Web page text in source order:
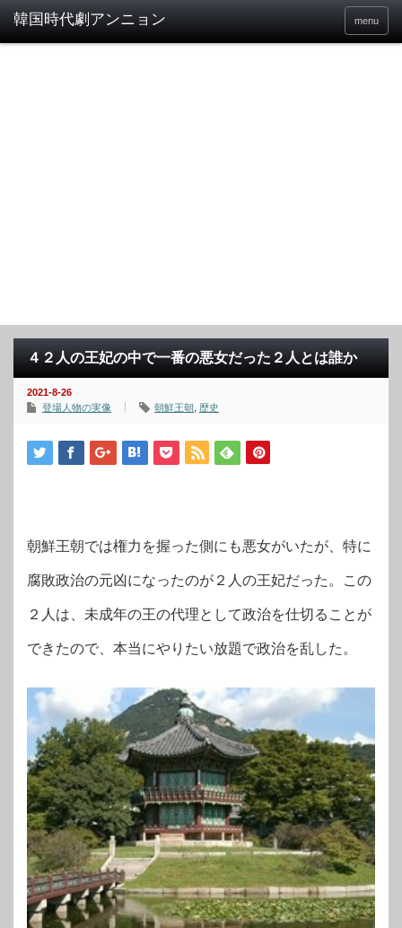
menu
４２人の王妃の中で一番の悪女だった２人とは誰か
2021-8-26
登場人物の実像
朝鮮王朝 歴史
朝鮮王朝では権力を握った側にも悪女がいたが、特に
腐敗政治の元凶になったのが２人の王妃だった。この
２人は、未成年の王の代理として政治を仕切ることが
できたので、本当にやりたい放題で政治を乱した。